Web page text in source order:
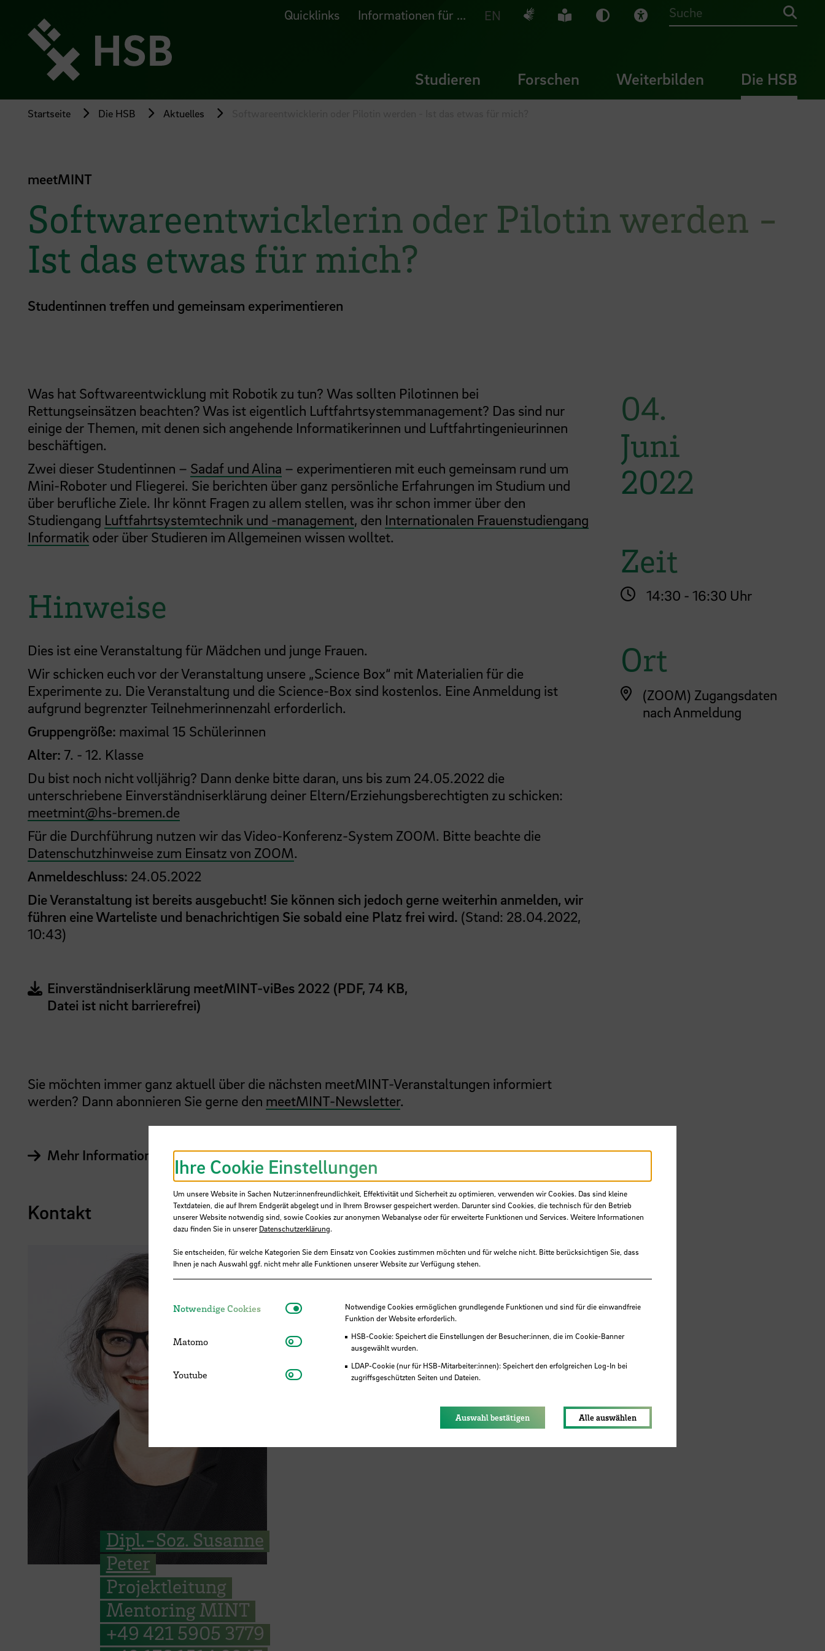
Seiteninhalt
springen
Quicklinks Informationen für ... EN Deutsche Gebärdensprache
Leichte Sprache
Dunkel-Modus
Visuelle Hilfe
Suche
Studieren Forschen Weiterbilden Die HSB
Startseite Die HSB Aktuelles
meetMINT
Softwareentwicklerin oder Pilotin werden -
Ist das etwas für mich?
Studentinnen treffen und gemeinsam experimentieren
Was hat Softwareentwicklung mit Robotik zu tun? Was sollten Pilotinnen bei
Rettungseinsätzen beachten? Was ist eigentlich Luftfahrtsystemmanagement? Das sind nur
einige der Themen, mit denen sich angehende Informatikerinnen und Luftfahrtingenieurinnen
beschäftigen.
Zwei dieser Studentinnen – Sadaf und Alina – experimentieren mit euch gemeinsam rund um
Mini-Roboter und Fliegerei. Sie berichten über ganz persönliche Erfahrungen im Studium und
über berufliche Ziele. Ihr könnt Fragen zu allem stellen, was ihr schon immer über den
Studiengang Luftfahrtsystemtechnik und -management, den Internationalen Frauenstudiengang
Informatik oder über Studieren im Allgemeinen wissen wolltet.
Hinweise
Dies ist eine Veranstaltung für Mädchen und junge Frauen.
Wir schicken euch vor der Veranstaltung unsere „Science Box“ mit Materialien für die
Experimente zu. Die Veranstaltung und die Science-Box sind kostenlos. Eine Anmeldung ist
aufgrund begrenzter Teilnehmerinnenzahl erforderlich.
Gruppengröße: maximal 15 Schülerinnen
Alter: 7. - 12. Klasse
Du bist noch nicht volljährig? Dann denke bitte daran, uns bis zum 24.05.2022 die
unterschriebene Einverständniserklärung deiner Eltern/Erziehungsberechtigten zu schicken:
meetmint@hs-bremen.de
Für die Durchführung nutzen wir das Video-Konferenz-System ZOOM. Bitte beachte die
Datenschutzhinweise zum Einsatz von ZOOM.
Anmeldeschluss: 24.05.2022
Die Veranstaltung ist bereits ausgebucht! Sie können sich jedoch gerne weiterhin anmelden, wir
führen eine Warteliste und benachrichtigen Sie sobald eine Platz frei wird. (Stand: 28.04.2022,
10:43)
Einverständniserklärung meetMINT-viBes 2022 (PDF, 74 KB,
Datei ist nicht barrierefrei)
Sie möchten immer ganz aktuell über die nächsten meetMINT-Veranstaltungen informiert
werden? Dann abonnieren Sie gerne den meetMINT-Newsletter.
Mehr Informationen zu meetMINT
Kontakt
Dipl.-Soz. Susanne
Peter
Projektleitung
Mentoring MINT
+49 421 5905 3779
04.
Juni
2022
Zeit
14:30 - 16:30 Uhr
Ort
(ZOOM) Zugangsdaten
nach Anmeldung
Ihre Cookie Einstellungen
Um unsere Website in Sachen Nutzer:innenfreundlichkeit, Effektivität und Sicherheit zu optimieren, verwenden wir Cookies. Das sind kleine
Textdateien, die auf Ihrem Endgerät abgelegt und in Ihrem Browser gespeichert werden. Darunter sind Cookies, die technisch für den Betrieb
unserer Website notwendig sind, sowie Cookies zur anonymen Webanalyse oder für erweiterte Funktionen und Services. Weitere Informationen
dazu finden Sie in unsererDatenschutzerklärung.
Sie entscheiden, für welche Kategorien Sie dem Einsatz von Cookies zustimmen möchten und für welche nicht. Bitte berücksichtigen Sie, dass
Ihnen je nach Auswahl ggf. nicht mehr alle Funktionen unserer Website zur Verfügung stehen.
Notwendige Cookies Notwendige CookiesNotwendige Cookies ermöglichen grundlegende Funktionen und sind für die einwandfreie
Funktion der Website erforderlich.
HSB-Cookie: Speichert die Einstellungen der Besucher:innen, die im Cookie-Banner
ausgewählt wurden.
LDAP-Cookie (nur für HSB-Mitarbeiter:innen): Speichert den erfolgreichen Log-In bei
zugriffsgeschützten Seiten und Dateien.
Matomo Matomo
Youtube Youtube
Auswahl bestätigen Alle auswählen